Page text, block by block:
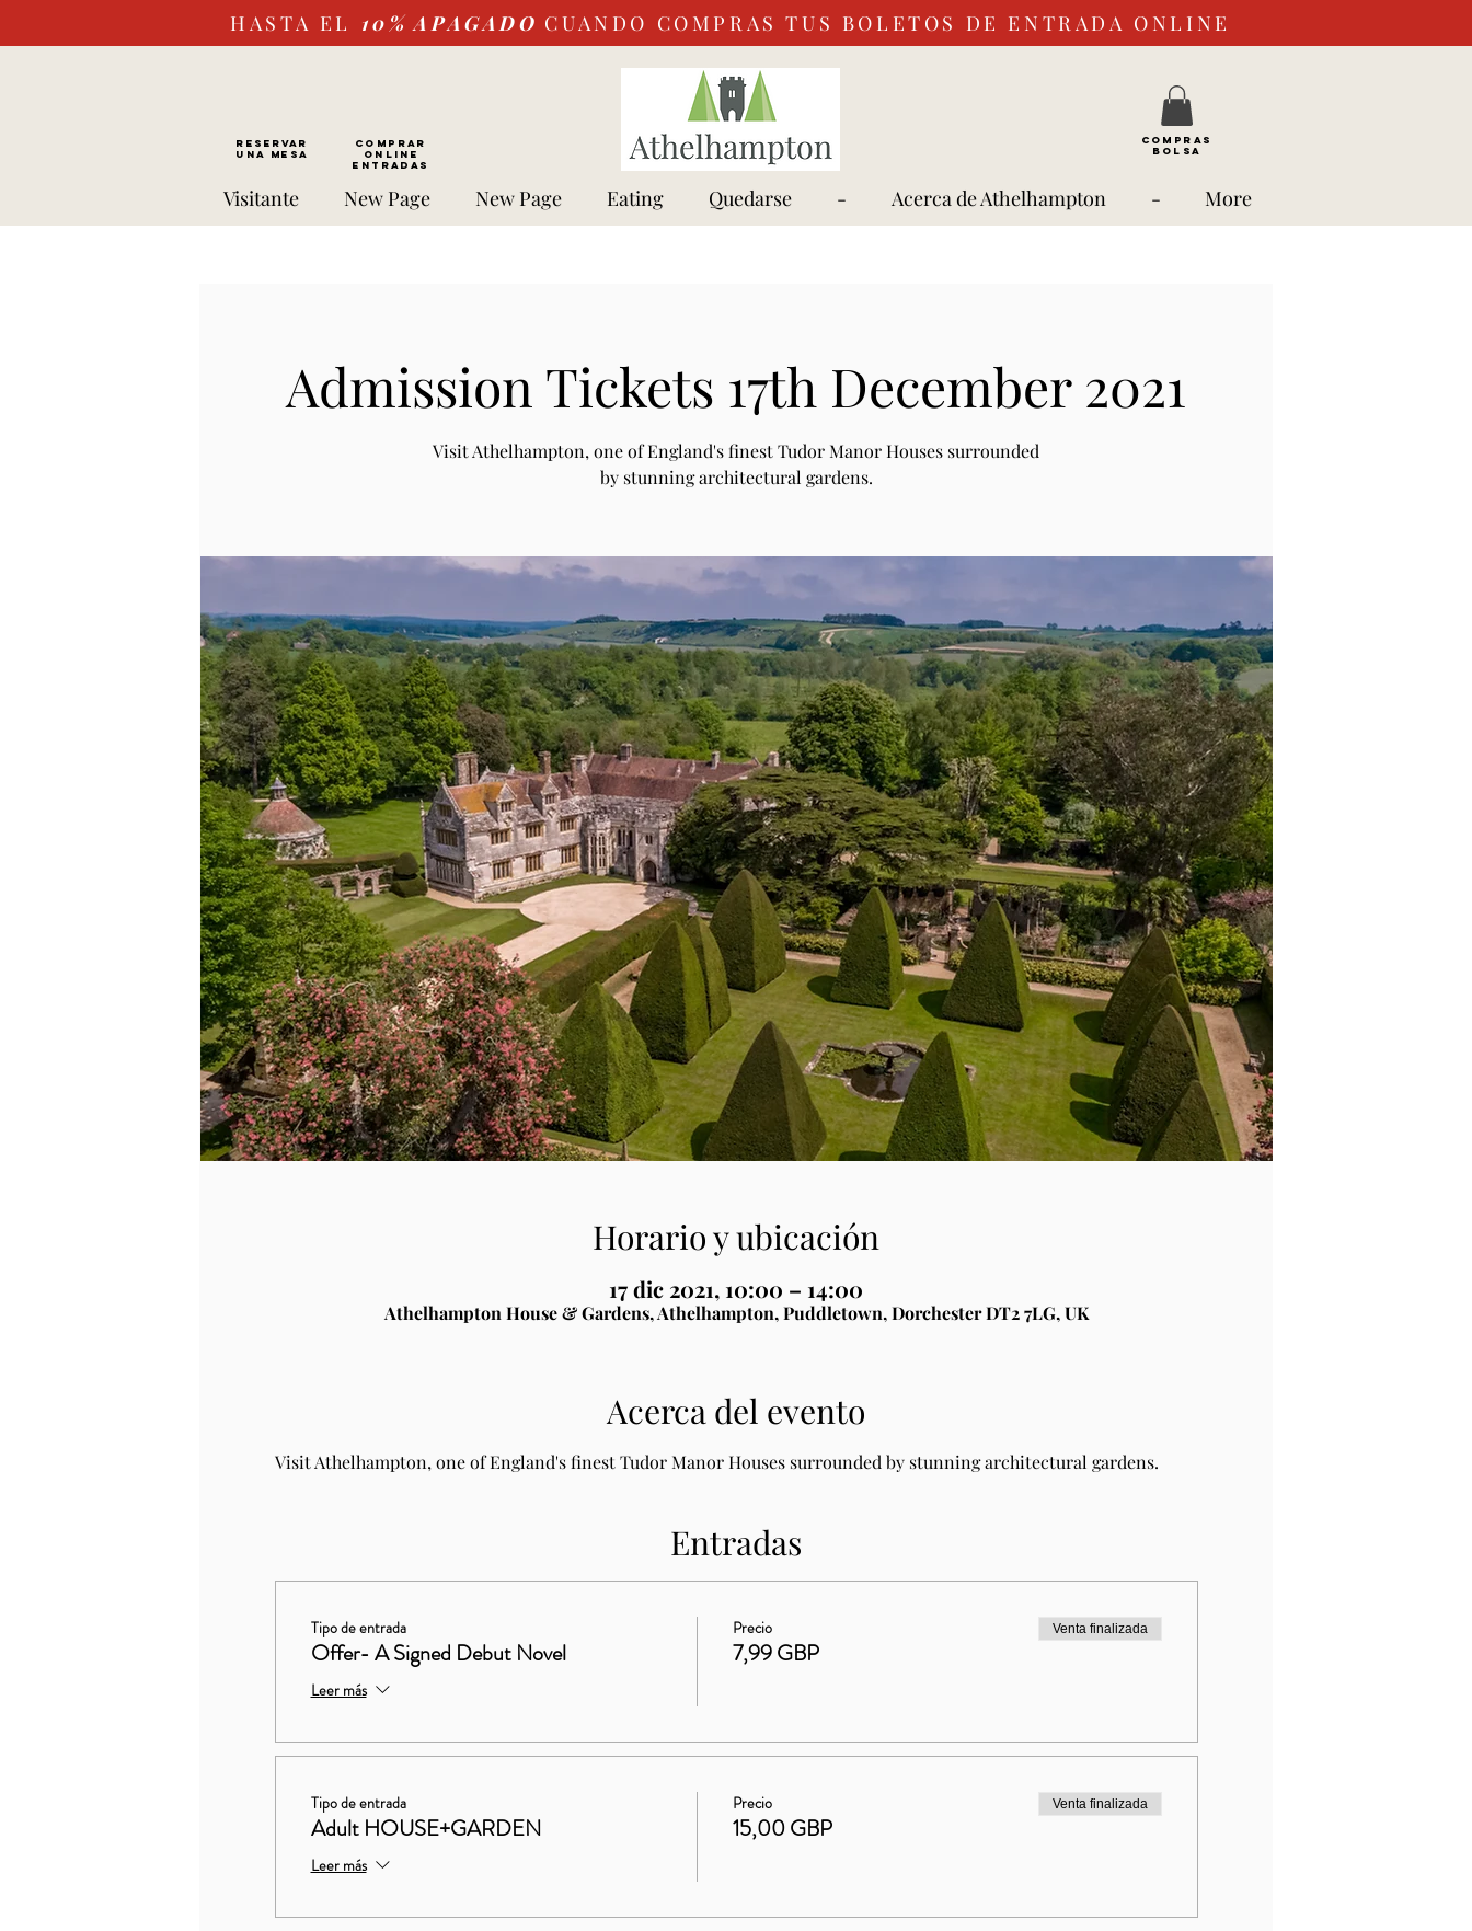
HASTA EL 10% APAGADO CUANDO COMPRAS TUS BOLETOS DE ENTRADA ONLINE
RESERVAR
UNA MESA
Comprar
ONLINE
Entradas
COMPRAS
BOLSA
Visitante New Page New Page Eating Quedarse - Acerca de Athelhampton - More
Admission Tickets 17th December 2021
Visit Athelhampton, one of England's finest Tudor Manor Houses surrounded
by stunning architectural gardens.
Horario y ubicación
17 dic 2021, 10:00 – 14:00
Athelhampton House & Gardens, Athelhampton, Puddletown, Dorchester DT2 7LG, UK
Acerca del evento
Visit Athelhampton, one of England's finest Tudor Manor Houses surrounded by stunning architectural gardens.
Entradas
Tipo de entrada
Offer- A Signed Debut Novel
Leer más
Precio
7,99 GBP
Venta finalizada
Tipo de entrada
Adult HOUSE+GARDEN
Leer más
Precio
15,00 GBP
Venta finalizada